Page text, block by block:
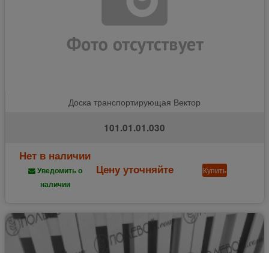
Доска транспортирующая Вектор
101.01.01.030
Нет в наличии
Уведомить о
наличии
Цену уточняйте Купить